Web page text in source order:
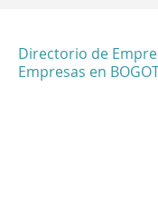
Directorio de
Empresas en